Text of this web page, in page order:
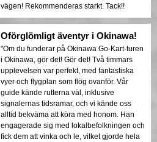
vägen! Rekommenderas starkt. Tack!!
Oförglömligt äventyr i Okinawa!
"Om du funderar på Okinawa Go-Kart-turen
i Okinawa, gör det! Gör det! Två timmars
upplevelsen var perfekt, med fantastiska
vyer och flygplan som flög ovanför. Vår
guide kände rutterna väl, inklusive
signalernas tidsramar, och vi kände oss
alltid bekväma att köra med honom. Han
engagerade sig med lokalbefolkningen och
fick dem att vinka och le, vilket gjorde hela